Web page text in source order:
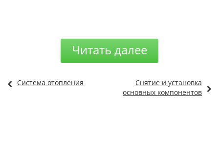
Читать далее
Система отопления
Снятие и установка
основных компонентов